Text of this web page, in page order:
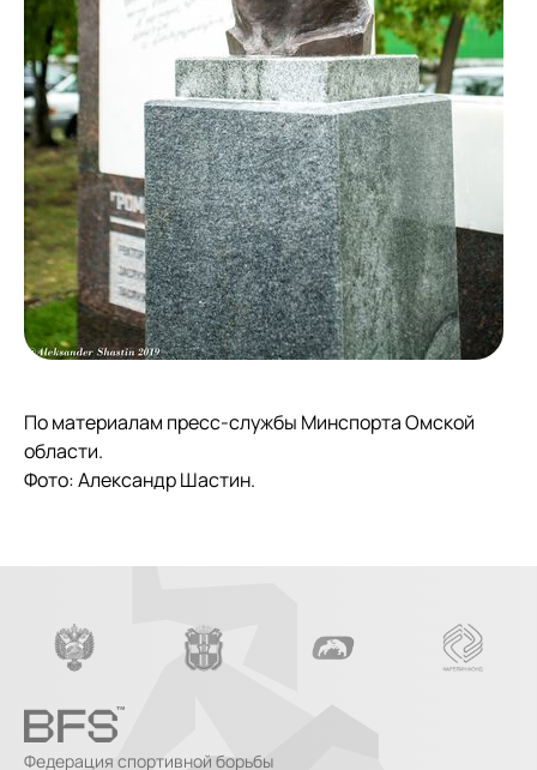
По материалам пресс-службы Минспорта Омской
области.
Фото: Александр Шастин.
Федерация спортивной борьбы